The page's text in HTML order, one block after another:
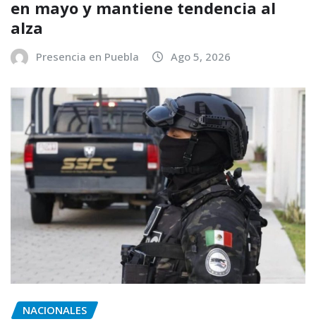
en mayo y mantiene tendencia al
alza
Presencia en Puebla Ago 5, 2026
NACIONALES